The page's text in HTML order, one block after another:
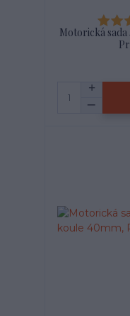
Motorická